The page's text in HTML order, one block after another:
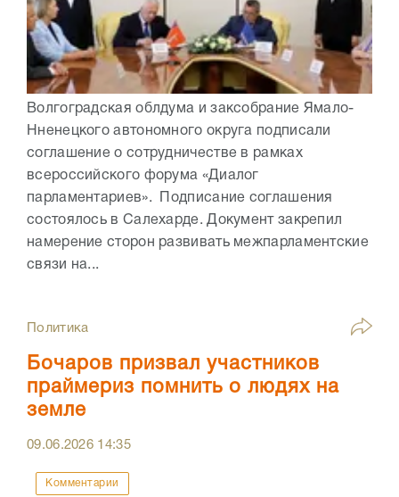
Волгоградская облдума и заксобрание Ямало-
Нненецкого автономного округа подписали
соглашение о сотрудничестве в рамках
всероссийского форума «Диалог
парламентариев». Подписание соглашения
состоялось в Салехарде. Документ закрепил
намерение сторон развивать межпарламентские
связи на...
Политика
Бочаров призвал участников
праймериз помнить о людях на
земле
09.06.2026 14:35
Комментарии